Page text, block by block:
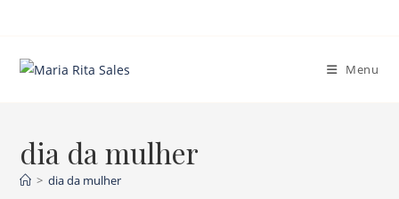
conteúdo
Menu
dia da mulher
> dia da mulher